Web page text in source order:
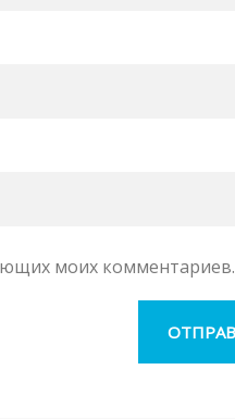
моих комментариев.